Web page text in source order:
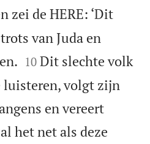
zei de HERE: ‘Dit
van Juda en


10 Dit slechte volk
luisteren, volgt zijn
en vereert
het net als deze